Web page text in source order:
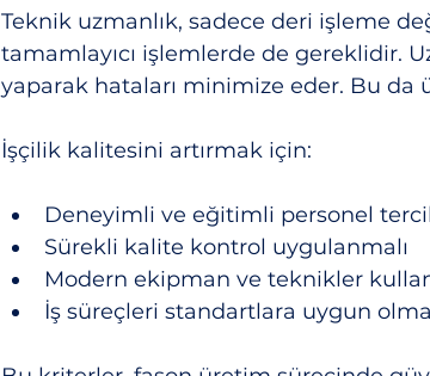
Teknik uzmanlık, sadece deri işleme
tamamlayıcı işlemlerde de gereklidir.
yaparak hataları minimize eder. Bu da
İşçilik kalitesini artırmak için:
Deneyimli ve eğitimli personel
Sürekli kalite kontrol uygulanmalı
Modern ekipman ve teknikler
İş süreçleri standartlara uygun